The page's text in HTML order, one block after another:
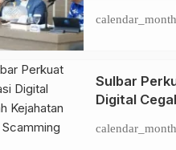
HUT Ke-81
Upacara di
calendar_month
Sulbar
Digital
Kejahatan
Scamming
calendar_month